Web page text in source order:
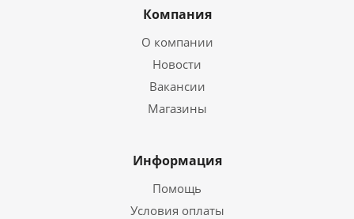
Компания
О компании
Новости
Вакансии
Магазины
Информация
Помощь
Условия оплаты